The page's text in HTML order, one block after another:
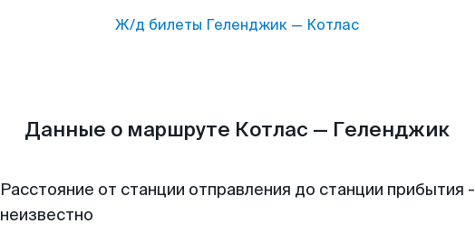
Ж/д билеты Геленджик— Котлас
Данные о маршруте Котлас — Геленджик
Расстояние от станции отправления до станции прибытия -
неизвестно